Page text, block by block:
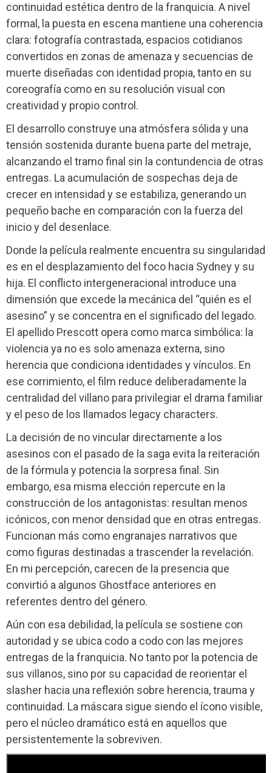
continuidad estética dentro de la franquicia. A nivel
formal, la puesta en escena mantiene una coherencia
clara: fotografía contrastada, espacios cotidianos
convertidos en zonas de amenaza y secuencias de
muerte diseñadas con identidad propia, tanto en su
coreografía como en su resolución visual con
creatividad y propio control.
El desarrollo construye una atmósfera sólida y una
tensión sostenida durante buena parte del metraje,
alcanzando el tramo final sin la contundencia de otras
entregas. La acumulación de sospechas deja de
crecer en intensidad y se estabiliza, generando un
pequeño bache en comparación con la fuerza del
inicio y del desenlace.
Donde la película realmente encuentra su singularidad
es en el desplazamiento del foco hacia Sydney y su
hija. El conflicto intergeneracional introduce una
dimensión que excede la mecánica del “quién es el
asesino” y se concentra en el significado del legado.
El apellido Prescott opera como marca simbólica: la
violencia ya no es solo amenaza externa, sino
herencia que condiciona identidades y vínculos. En
ese corrimiento, el film reduce deliberadamente la
centralidad del villano para privilegiar el drama familiar
y el peso de los llamados legacy characters.
La decisión de no vincular directamente a los
asesinos con el pasado de la saga evita la reiteración
de la fórmula y potencia la sorpresa final. Sin
embargo, esa misma elección repercute en la
construcción de los antagonistas: resultan menos
icónicos, con menor densidad que en otras entregas.
Funcionan más como engranajes narrativos que
como figuras destinadas a trascender la revelación.
En mi percepción, carecen de la presencia que
convirtió a algunos Ghostface anteriores en
referentes dentro del género.
Aún con esa debilidad, la película se sostiene con
autoridad y se ubica codo a codo con las mejores
entregas de la franquicia. No tanto por la potencia de
sus villanos, sino por su capacidad de reorientar el
slasher hacia una reflexión sobre herencia, trauma y
continuidad. La máscara sigue siendo el ícono visible,
pero el núcleo dramático está en aquellos que
persistentemente la sobreviven.